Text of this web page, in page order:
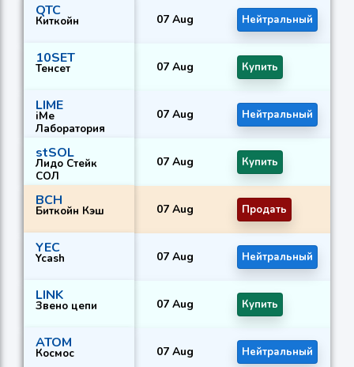
QTC
Киткойн 07 Aug Нейтральный
10SET
Тенсет 07 Aug Купить
LIME
iMe
Лаборатория
07 Aug Нейтральный
stSOL
Лидо Стейк
СОЛ
07 Aug Купить
BCH
Биткойн Кэш 07 Aug Продать
YEC
Ycash 07 Aug Нейтральный
LINK
Звено цепи 07 Aug Купить
ATOM
Космос 07 Aug Нейтральный